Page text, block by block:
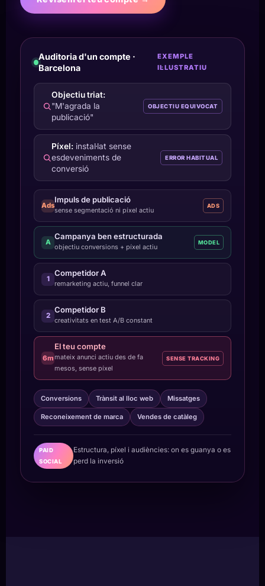
Auditoria d'un compte ·
Barcelona
EXEMPLE
IL·LUSTRATIU
Objectiu triat:
"M'agrada la
publicació"
OBJECTIU EQUIVOCAT
Píxel: instal·lat sense
esdeveniments de
conversió
ERROR HABITUAL
Ads
Impuls de publicació
sense segmentació ni píxel actiu
ADS
A
Campanya ben estructurada
objectiu conversions + píxel actiu
MODEL
1
Competidor A
remarketing actiu, funnel clar
2
Competidor B
creativitats en test A/B constant
6m
El teu compte
mateix anunci actiu des de fa
mesos, sense píxel
SENSE TRACKING
Conversions Trànsit al lloc web Missatges
Reconeixement de marca Vendes de catàleg
PAID
SOCIAL
Estructura, píxel i audiències: on es guanya o es
perd la inversió